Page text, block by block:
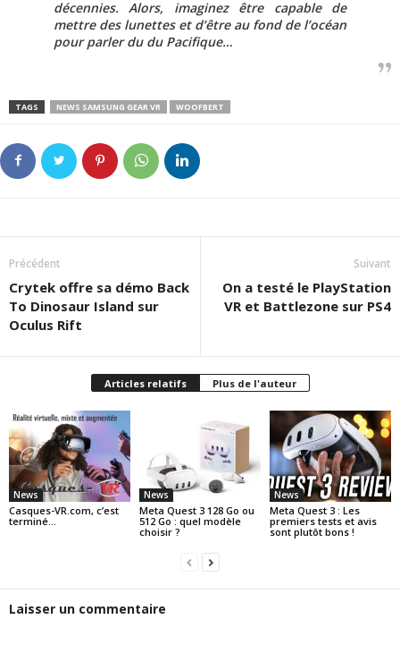
décennies. Alors, imaginez être capable de
mettre des lunettes et d’être au fond de l’océan
pour parler du du Pacifique…
TAGS NEWS SAMSUNG GEAR VR WOOFBERT
Précédent
Crytek offre sa démo Back
To Dinosaur Island sur
Oculus Rift
Suivant
On a testé le PlayStation
VR et Battlezone sur PS4
Articles relatifs Plus de l'auteur
News
Casques-VR.com, c’est
terminé…
News
Meta Quest 3 128 Go ou
512 Go : quel modèle
choisir ?
News
Meta Quest 3 : Les
premiers tests et avis
sont plutôt bons !
Laisser un commentaire